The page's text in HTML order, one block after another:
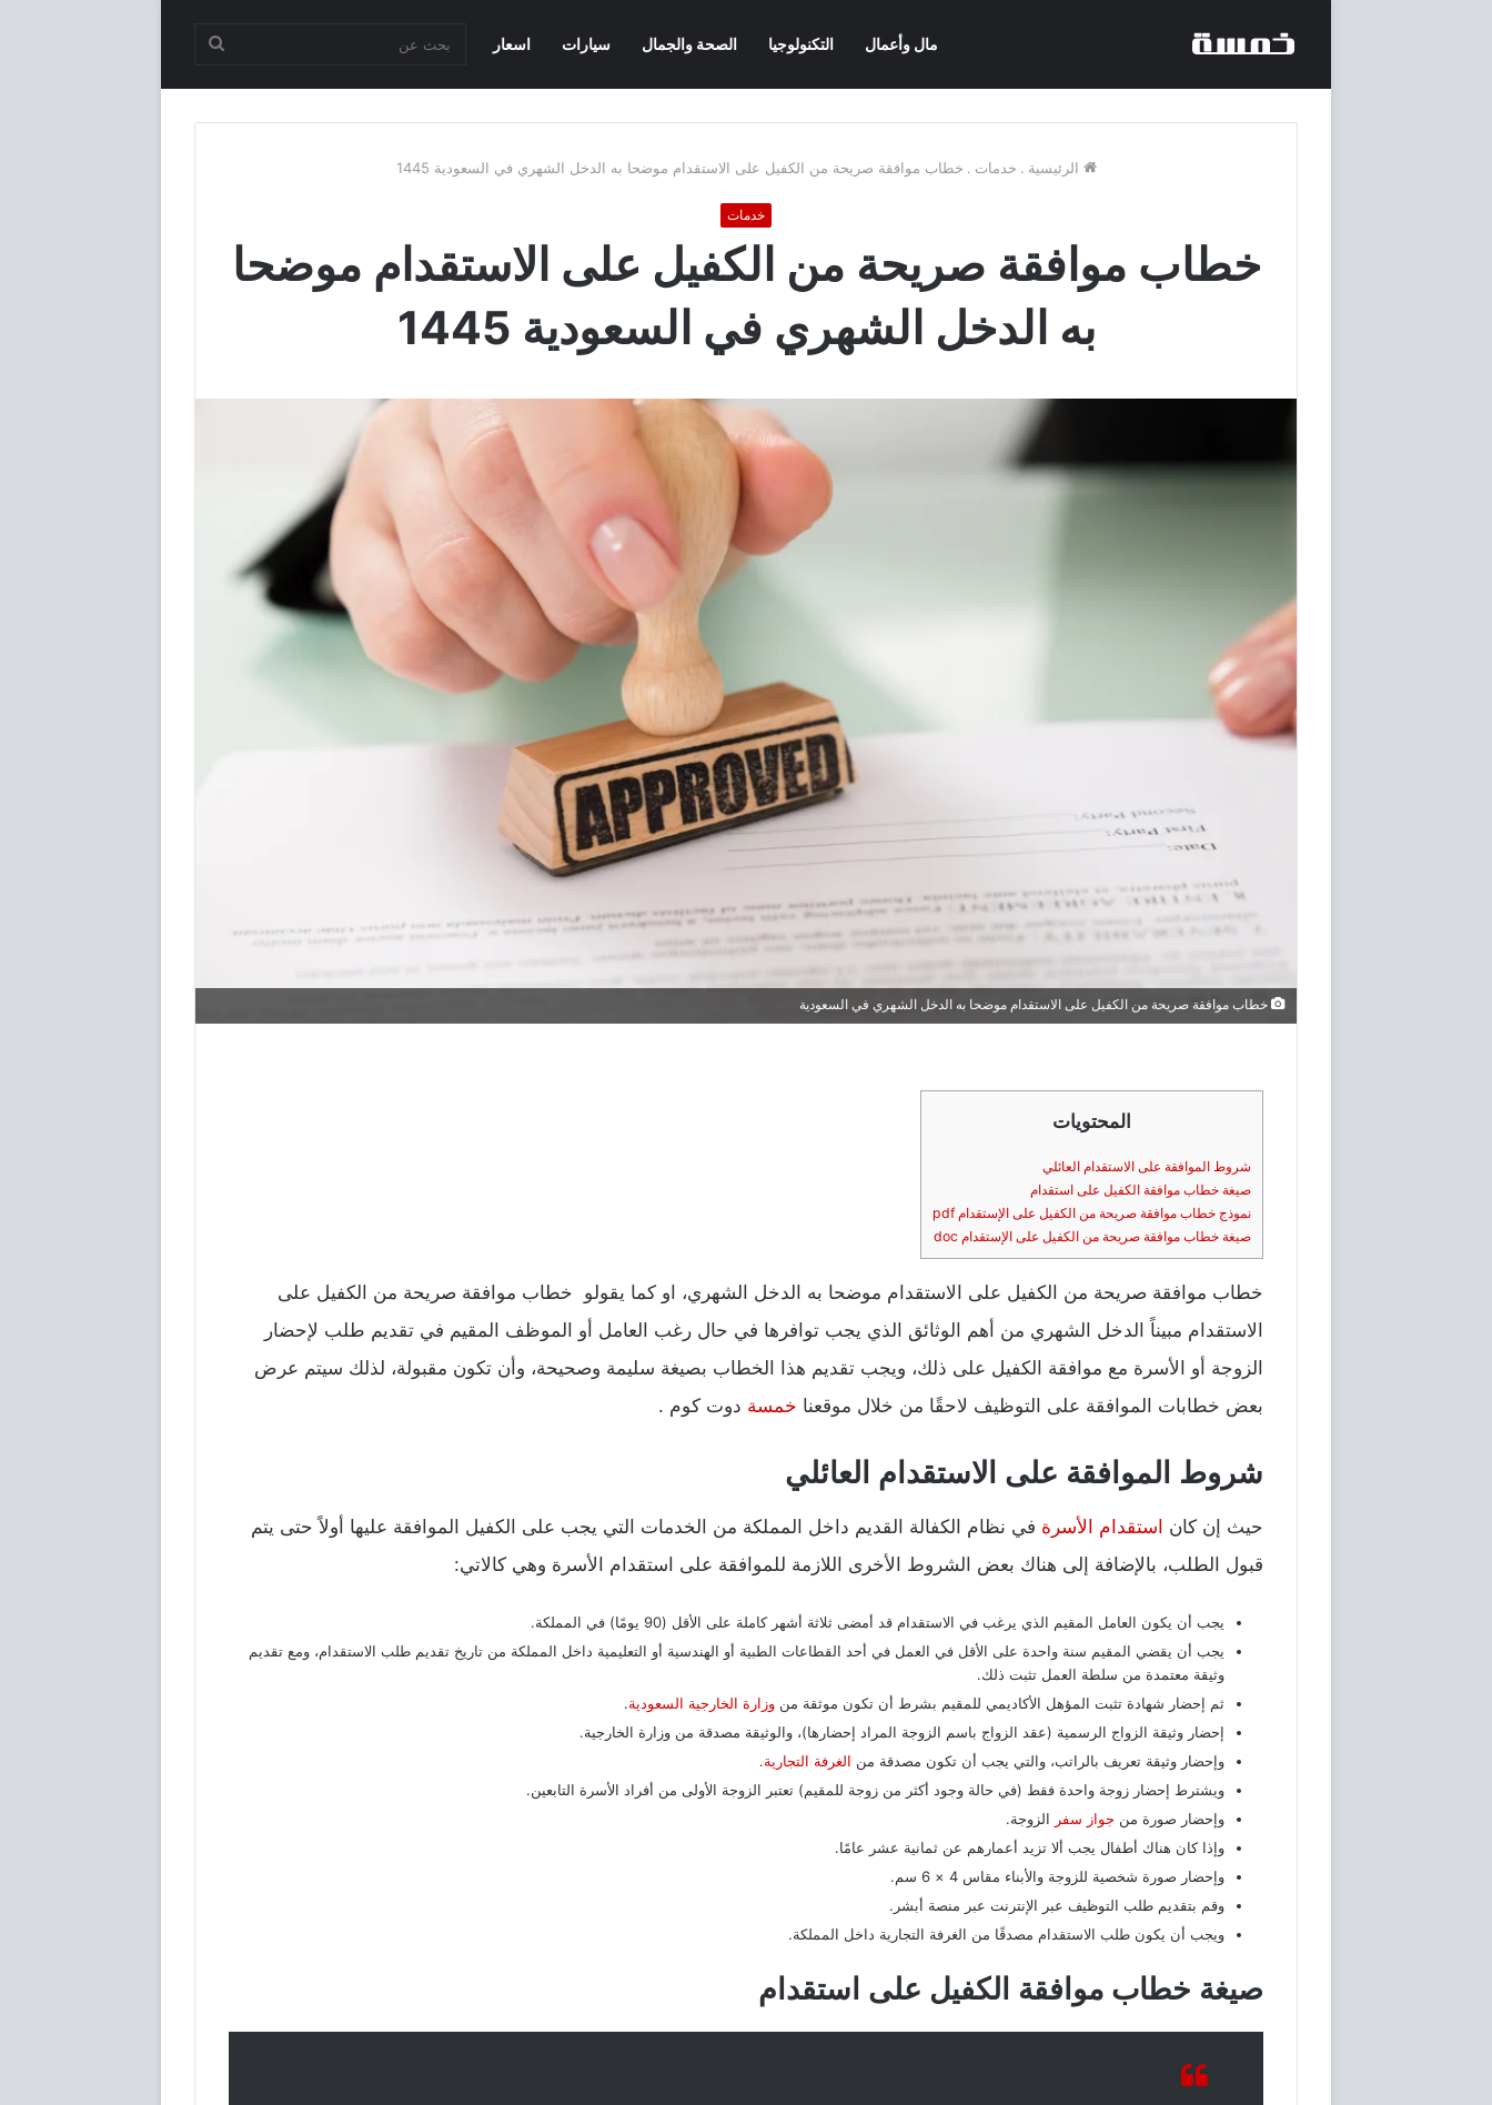
مال وأعمال التكنولوجيا الصحة والجمال سيارات اسعار
الرئيسية . خدمات . خطاب موافقة صريحة من الكفيل على الاستقدام موضحا به الدخل الشهري في السعودية 1445
خدمات
خطاب موافقة صريحة من الكفيل على الاستقدام موضحا
به الدخل الشهري في السعودية 1445
خطاب موافقة صريحة من الكفيل على الاستقدام موضحا به الدخل الشهري في السعودية
المحتويات
شروط الموافقة على الاستقدام العائلي
صيغة خطاب موافقة الكفيل على استقدام
نموذج خطاب موافقة صريحة من الكفيل على الإستقدام pdf
صيغة خطاب موافقة صريحة من الكفيل على الإستقدام doc
خطاب موافقة صريحة من الكفيل على الاستقدام موضحا به الدخل الشهري، او كما يقولو خطاب موافقة صريحة من الكفيل على
الاستقدام مبيناً الدخل الشهري من أهم الوثائق الذي يجب توافرها في حال رغب العامل أو الموظف المقيم في تقديم طلب لإحضار
الزوجة أو الأسرة مع موافقة الكفيل على ذلك، ويجب تقديم هذا الخطاب بصيغة سليمة وصحيحة، وأن تكون مقبولة، لذلك سيتم عرض
بعض خطابات الموافقة على التوظيف لاحقًا من خلال موقعنا خمسة دوت كوم .
شروط الموافقة على الاستقدام العائلي
حيث إن كان استقدام الأسرة في نظام الكفالة القديم داخل المملكة من الخدمات التي يجب على الكفيل الموافقة عليها أولاً حتى يتم
قبول الطلب، بالإضافة إلى هناك بعض الشروط الأخرى اللازمة للموافقة على استقدام الأسرة وهي كالاتي:
يجب أن يكون العامل المقيم الذي يرغب في الاستقدام قد أمضى ثلاثة أشهر كاملة على الأقل (90 يومًا) في المملكة.
يجب أن يقضي المقيم سنة واحدة على الأقل في العمل في أحد القطاعات الطبية أو الهندسية أو التعليمية داخل المملكة من تاريخ تقديم طلب الاستقدام، ومع تقديم
وثيقة معتمدة من سلطة العمل تثبت ذلك.
ثم إحضار شهادة تثبت المؤهل الأكاديمي للمقيم بشرط أن تكون موثقة من وزارة الخارجية السعودية.
إحضار وثيقة الزواج الرسمية (عقد الزواج باسم الزوجة المراد إحضارها)، والوثيقة مصدقة من وزارة الخارجية.
وإحضار وثيقة تعريف بالراتب، والتي يجب أن تكون مصدقة من الغرفة التجارية.
ويشترط إحضار زوجة واحدة فقط (في حالة وجود أكثر من زوجة للمقيم) تعتبر الزوجة الأولى من أفراد الأسرة التابعين.
وإحضار صورة من جواز سفر الزوجة.
وإذا كان هناك أطفال يجب ألا تزيد أعمارهم عن ثمانية عشر عامًا.
وإحضار صورة شخصية للزوجة والأبناء مقاس 4 × 6 سم.
وقم بتقديم طلب التوظيف عبر الإنترنت عبر منصة أبشر.
ويجب أن يكون طلب الاستقدام مصدقًا من الغرفة التجارية داخل المملكة.
صيغة خطاب موافقة الكفيل على استقدام